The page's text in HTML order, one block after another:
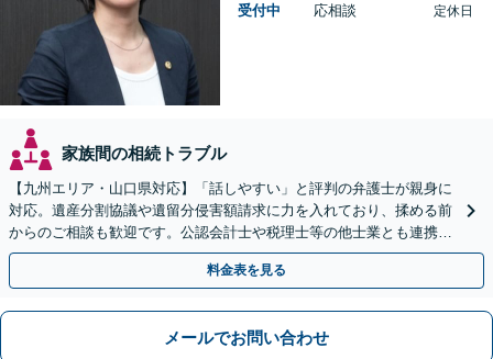
受付中
応相談
定休日
家族間の相続トラブル
【九州エリア・山口県対応】「話しやすい」と評判の弁護士が親身に
対応。遺産分割協議や遺留分侵害額請求に力を入れており、揉める前
からのご相談も歓迎です。公認会計士や税理士等の他士業とも連携
し、円満な解決を全力でサポートいたします。
料金表を見る
メールでお問い合わせ